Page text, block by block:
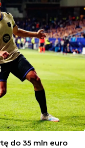
do 35 mln euro